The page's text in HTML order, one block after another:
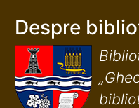
Despre